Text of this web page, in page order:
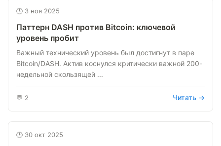
🕒 3 ноя 2025
Паттерн DASH против Bitcoin: ключевой
уровень пробит
Важный технический уровень был достигнут в паре
Bitcoin/DASH. Актив коснулся критически важной 200-
недельной скользящей ...
💬 2 Читать →
🕒 30 окт 2025